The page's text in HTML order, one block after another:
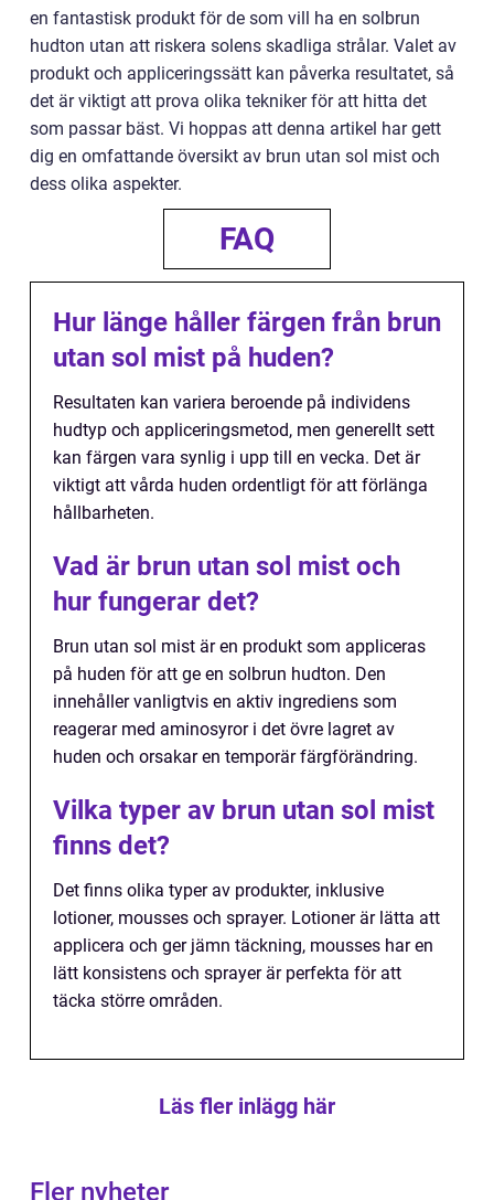
en fantastisk produkt för de som vill ha en solbrun
hudton utan att riskera solens skadliga strålar. Valet av
produkt och appliceringssätt kan påverka resultatet, så
det är viktigt att prova olika tekniker för att hitta det
som passar bäst. Vi hoppas att denna artikel har gett
dig en omfattande översikt av brun utan sol mist och
dess olika aspekter.
FAQ
Hur länge håller färgen från brun
utan sol mist på huden?
Resultaten kan variera beroende på individens
hudtyp och appliceringsmetod, men generellt sett
kan färgen vara synlig i upp till en vecka. Det är
viktigt att vårda huden ordentligt för att förlänga
hållbarheten.
Vad är brun utan sol mist och
hur fungerar det?
Brun utan sol mist är en produkt som appliceras
på huden för att ge en solbrun hudton. Den
innehåller vanligtvis en aktiv ingrediens som
reagerar med aminosyror i det övre lagret av
huden och orsakar en temporär färgförändring.
Vilka typer av brun utan sol mist
finns det?
Det finns olika typer av produkter, inklusive
lotioner, mousses och sprayer. Lotioner är lätta att
applicera och ger jämn täckning, mousses har en
lätt konsistens och sprayer är perfekta för att
täcka större områden.
Läs fler inlägg här
Fler nyheter